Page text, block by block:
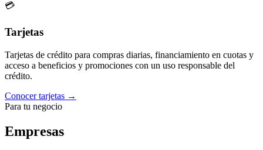
💳
Tarjetas
Tarjetas de crédito para compras diarias, financiamiento en cuotas y
acceso a beneficios y promociones con un uso responsable del
crédito.
Conocer tarjetas →
Para tu negocio
Empresas